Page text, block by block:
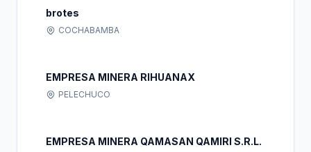
brotes
COCHABAMBA
EMPRESA MINERA RIHUANAX
PELECHUCO
EMPRESA MINERA QAMASAN QAMIRI S.R.L.